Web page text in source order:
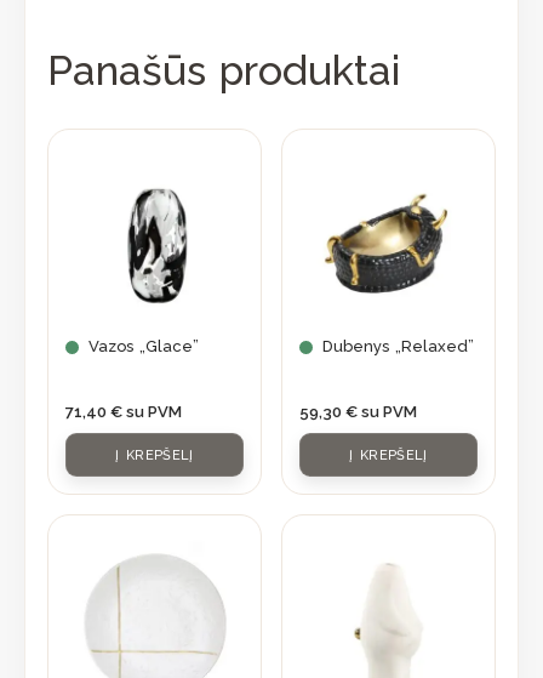
Panašūs produktai
Vazos „Glace”
71,40 € su PVM
Į KREPŠELĮ
Dubenys „Relaxed”
59,30 € su PVM
Į KREPŠELĮ